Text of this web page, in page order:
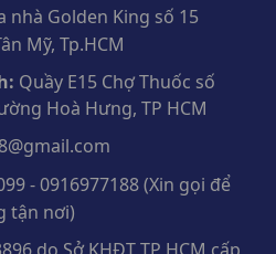
nhà Golden King số 15
Mỹ, Tp.HCM
Quầy E15 Chợ Thuốc số
Hoà Hưng, TP HCM
- 0916977188 (Xin gọi để
tận nơi)